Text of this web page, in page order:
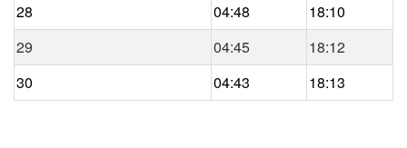
28
04:48
18:10
29
04:45
18:12
30
04:43 18:13